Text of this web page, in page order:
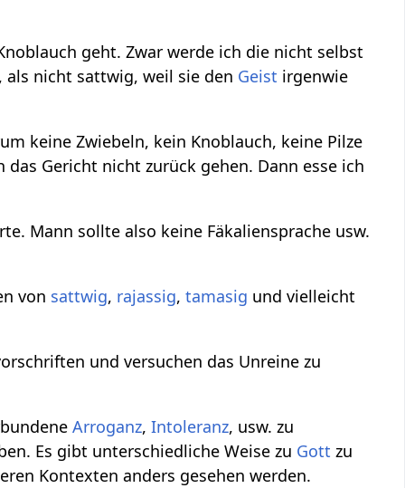
geht. Zwar werde ich die nicht selbst
nicht sattwig, weil sie den Geist irgenwie
keine Zwiebeln, kein Knoblauch, keine Pilze
Gericht nicht zurück gehen. Dann esse ich
Mann sollte also keine Fäkaliensprache usw.
von sattwig, rajassig,tamasig und vielleicht
und versuchen das Unreine zu
Arroganz,Intoleranz, usw. zu
Es gibt unterschiedliche Weise zu Gott zu
Kontexten anders gesehen werden.